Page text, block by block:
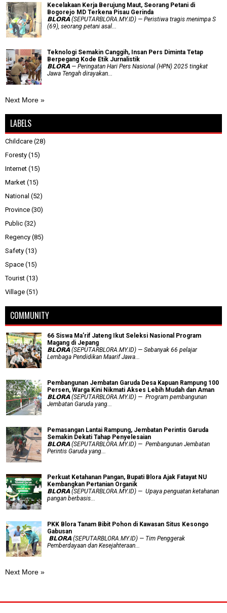
Kecelakaan Kerja Berujung Maut, Seorang Petani di
Bogorejo MD Terkena Pisau Gerinda
𝗕𝗟𝗢𝗥𝗔 (SEPUTARBLORA.MY.ID) — Peristiwa tragis menimpa S
(69), seorang petani asal...
Teknologi Semakin Canggih, Insan Pers Diminta Tetap
Berpegang Kode Etik Jurnalistik
𝗕𝗟𝗢𝗥𝗔 — Peringatan Hari Pers Nasional (HPN) 2025 tingkat
Jawa Tengah dirayakan...
Next More »
LABELS
Childcare (28)
Foresty (15)
Internet (15)
Market (15)
National (52)
Province (30)
Public (32)
Regency (85)
Safety (13)
Space (15)
Tourist (13)
Village (51)
COMMUNITY
66 Siswa Ma’rif Jateng Ikut Seleksi Nasional Program
Magang di Jepang
𝗕𝗟𝗢𝗥𝗔 (SEPUTARBLORA.MY.ID) — Sebanyak 66 pelajar
Lembaga Pendidikan Maarif Jawa...
Pembangunan Jembatan Garuda Desa Kapuan Rampung 100
Persen, Warga Kini Nikmati Akses Lebih Mudah dan Aman
𝗕𝗟𝗢𝗥𝗔 (SEPUTARBLORA.MY.ID) — Program pembangunan
Jembatan Garuda yang...
Pemasangan Lantai Rampung, Jembatan Perintis Garuda
Semakin Dekati Tahap Penyelesaian
𝗕𝗟𝗢𝗥𝗔 (SEPUTARBLORA.MY.ID) — Pembangunan Jembatan
Perintis Garuda yang...
​Perkuat Ketahanan Pangan, Bupati Blora Ajak Fatayat NU
Kembangkan Pertanian Organik
𝗕𝗟𝗢𝗥𝗔 (SEPUTARBLORA.MY.ID) — Upaya penguatan ketahanan
pangan berbasis...
PKK Blora Tanam Bibit Pohon di Kawasan Situs Kesongo
Gabusan
‎ 𝗕𝗟𝗢𝗥𝗔 (SEPUTARBLORA.MY.ID) — Tim Penggerak
Pemberdayaan dan Kesejahteraan...
Next More »